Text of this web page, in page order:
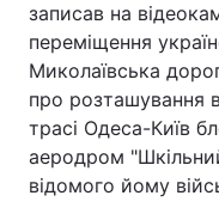
записав на
переміщення
Миколаївська
про розташування
трасі Одеса-Київ
аеродром
відомого йому